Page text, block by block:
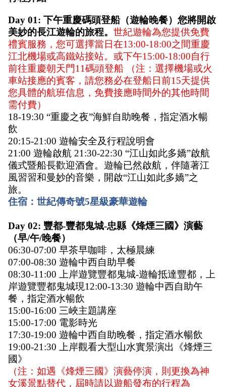
Day 01: 下午重慶碼頭登船（遊輪晚餐）您將開啟
美妙的長江遊輪的旅程。 世紀遊輪為您提供免費
禮賓服務，您可選擇當日在13:00-18:00之間重慶
江北機場或高鐵站接站。或下午15:00-18:00自行
前往重慶朝天門11碼頭登船 （注：選擇機場或火
車站接應的賓客，請您務必在登船日前15天提供
您具體的航班信息，免費接應時間外的其他時間
需付費）
18-19:30 “重慶之夜”海鮮自助晚餐，指定酒水暢
飲
20:15-21:00 遊輪安全及行程說明會
21:00 遊輪啟航 21:30-22:30 “江山如此多嬌”啟航
儀式暨船長歡迎酒會。遊輪已然啟航，伴隨著江
風習習和曼妙的音樂，開啟“江山如此多嬌”之
旅。
住宿：世紀傳奇號5星級豪華遊輪
Day 02: 豐都-豐都鬼城-忠縣《烽煙三國》演藝
（早/午/晚餐）
06:30-07:00 早茶早咖啡，太極晨練
07:00-08:30 遊輪中西自助早餐
08:30-11:00 上岸遊覽豐都鬼城-遊輪抵達豐都，上
岸遊覽豐都鬼城現12:00-13:30 遊輪中西自助午
餐，指定酒水暢飲
15:00-16:00 三峽主題講座
15:00-17:00 電影時光
17:30-19:00 遊輪中西自助晚餐，指定酒水暢飲
19:00-21:30 上岸觀看大型山水實景演出《烽煙三
國》
（注：如遇《烽煙三國》演藝停演，則更換為神
女溪景點替代，屆時請以遊船發布的行程為